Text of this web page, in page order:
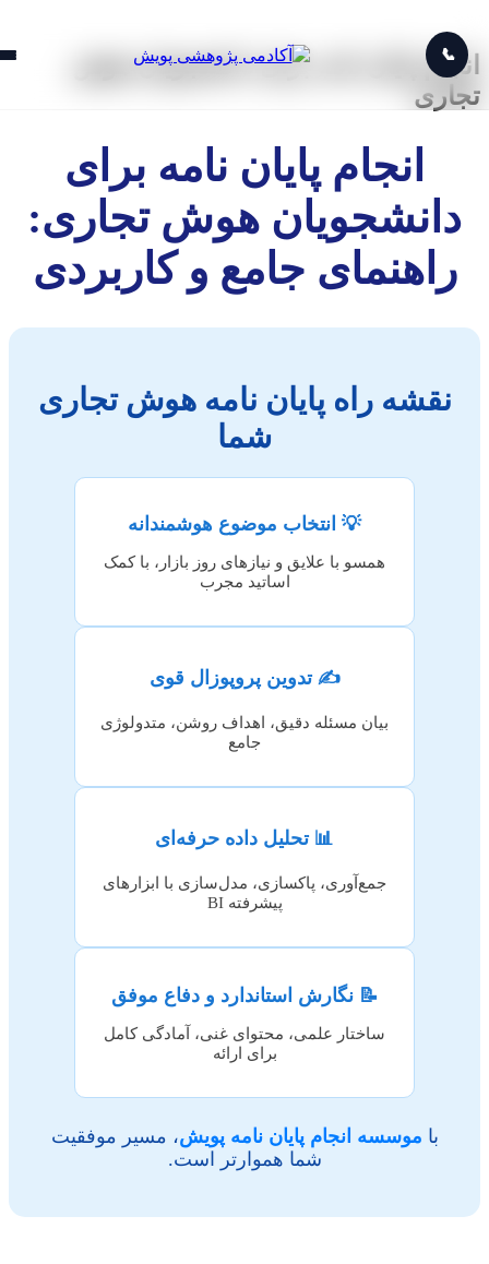
📞
پایان نامه برای دانشجویان هوش
انجام پایان نامه برای
هوش تجاری:
جامع و کاربردی
نقشه راه پایان نامه هوش تجاری
شما
💡 انتخاب موضوع هوشمندانه
همسو با علایق و نیازهای روز بازار، با کمک
اساتید مجرب
✍️ تدوین پروپوزال قوی
بیان مسئله دقیق، اهداف روشن، متدولوژی
📊 تحلیل داده حرفه‌ای
جمع‌آوری، پاکسازی، مدل‌سازی با ابزارهای
پیشرفته BI
📝 نگارش استاندارد و دفاع موفق
ساختار علمی، محتوای غنی، آمادگی کامل
برای ارائه
موسسه انجام پایان نامه پویش، مسیر موفقیت
شما هموارتر است.